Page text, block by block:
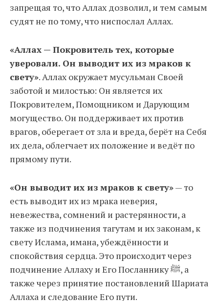
запрещая то, что Аллах дозволил, и тем самым
судят не по тому, что ниспослал Аллах.
«Аллах — Покровитель тех, которые
уверовали. Он выводит их из мраков к
свету». Аллах окружает мусульман Своей
заботой и милостью: Он является их
Покровителем, Помощником и Дарующим
могущество. Он поддерживает их против
врагов, оберегает от зла и вреда, берёт на Себя
их дела, облегчает их положение и ведёт по
прямому пути.
«Он выводит их из мраков к свету»— то
есть выводит их из мрака неверия,
невежества, сомнений и растерянности, а
также из подчинения тагутам и их законам, к
свету Ислама, имана, убеждённости и
спокойствия сердца. Это происходит через
подчинение Аллаху и Его Посланнику ﷺ, а
также через принятие постановлений Шариата
Аллаха и следование Его пути.